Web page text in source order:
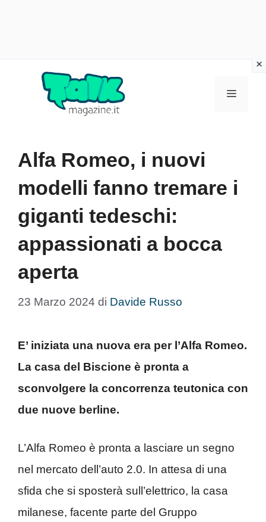
Menu
Alfa Romeo, i nuovi
modelli fanno tremare i
giganti tedeschi:
appassionati a bocca
aperta
23 Marzo 2024 di Davide Russo
E’ iniziata una nuova era per l’Alfa Romeo.
La casa del Biscione è pronta a
sconvolgere la concorrenza teutonica con
due nuove berline.
L’Alfa Romeo è pronta a lasciare un segno
nel mercato dell’auto 2.0. In attesa di una
sfida che si sposterà sull’elettrico, la casa
milanese, facente parte del Gruppo